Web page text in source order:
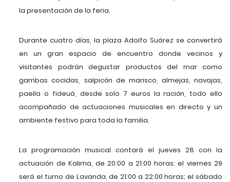
la presentación de la feria.
Durante cuatro días, la plaza Adolfo Suárez se convertirá
en un gran espacio de encuentro donde vecinos y
visitantes podrán degustar productos del mar como
gambas cocidas, salpicón de marisco, almejas, navajas,
paella o fideuá, desde solo 7 euros la ración, todo ello
acompañado de actuaciones musicales en directo y un
ambiente festivo para toda la familia.
La programación musical contará el jueves 28 con la
actuación de Kalima, de 20:00 a 21:00 horas; el viernes 29
será el turno de Lavanda, de 21:00 a 22:00 horas; el sábado